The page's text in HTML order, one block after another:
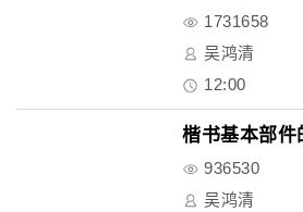
1731658
吴鸿清
12:00
936530
吴鸿清